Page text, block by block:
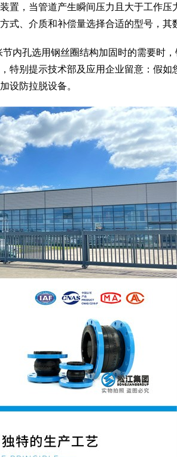
置，当管道产生瞬间压力且大于工作压
式、介质和补偿量选择合适的型号，其
内孔选用钢丝圈结构加固时的需要时
特别提示技术部及应用企业留意：假如
设防拉脱设备。